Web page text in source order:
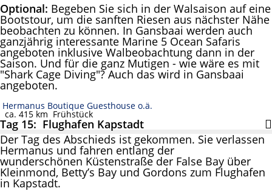
Optional: Begeben Sie sich in der Walsaison auf eine
Bootstour, um die sanften Riesen aus nächster Nähe
beobachten zu können. In Gansbaai werden auch
ganzjährig interessante Marine 5 Ocean Safaris
angeboten inklusive Walbeobachtung dann in der
Saison. Und für die ganz Mutigen - wie wäre es mit
"Shark Cage Diving"? Auch das wird in Gansbaai
angeboten.
Hermanus Boutique Guesthouse o.ä.
ca. 415 km Frühstück
Tag 15: Flughafen Kapstadt
Der Tag des Abschieds ist gekommen. Sie verlassen
Hermanus und fahren entlang der
wunderschönen Küstenstraße der False Bay über
Kleinmond, Betty’s Bay und Gordons zum Flughafen
in Kapstadt.